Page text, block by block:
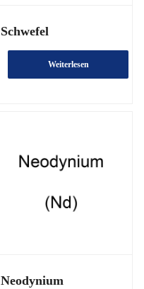
Schwefel
Weiterlesen
Neodynium